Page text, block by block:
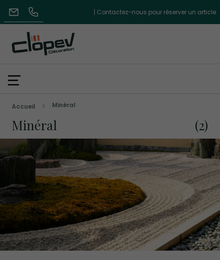
| Contactez-nous pour réserver un article
Accueil Minéral
Minéral 2